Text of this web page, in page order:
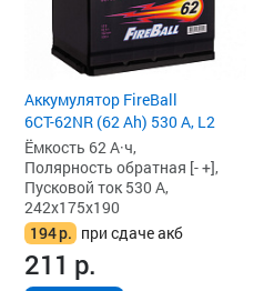
Аккумулятор FireBall
6СТ-62NR (62 Ah) 530 А, L2
Ёмкость 62 А·ч,
Полярность обратная [- +],
Пусковой ток 530 А,
242x175x190
194р. при сдаче акб
211 р.